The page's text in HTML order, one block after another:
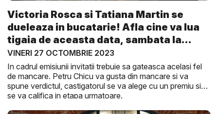
Victoria Rosca si Tatiana Martin se
dueleaza in bucatarie! Afla cine va lua
tigaia de aceasta data, sambata la
Gus...
VINERI 27 OCTOMBRIE 2023
In cadrul emisiunii invitatii trebuie sa gateasca acelasi fel
de mancare. Petru Chicu va gusta din mancare si va
spune verdictul, castigatorul se va alege cu un premiu si
se va califica in etapa urmatoare.